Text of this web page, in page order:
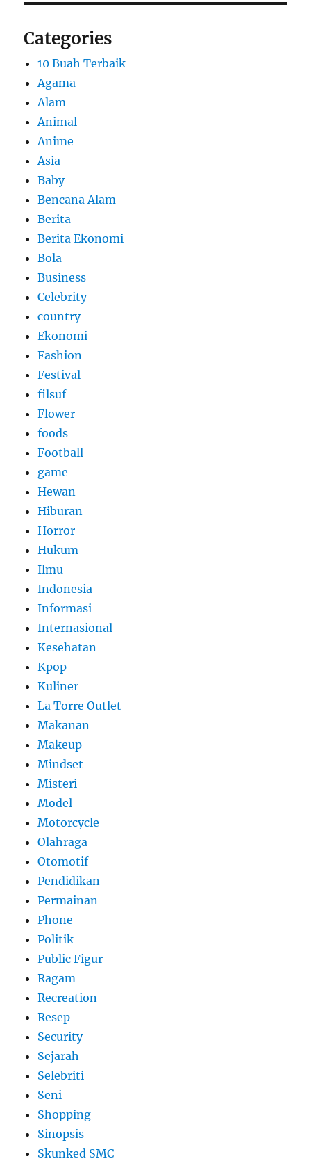
Categories
10 Buah Terbaik
Agama
Alam
Animal
Anime
Asia
Baby
Bencana Alam
Berita
Berita Ekonomi
Bola
Business
Celebrity
country
Ekonomi
Fashion
Festival
filsuf
Flower
foods
Football
game
Hewan
Hiburan
Horror
Hukum
Ilmu
Indonesia
Informasi
Internasional
Kesehatan
Kpop
Kuliner
La Torre Outlet
Makanan
Makeup
Mindset
Misteri
Model
Motorcycle
Olahraga
Otomotif
Pendidikan
Permainan
Phone
Politik
Public Figur
Ragam
Recreation
Resep
Security
Sejarah
Selebriti
Seni
Shopping
Sinopsis
Skunked SMC